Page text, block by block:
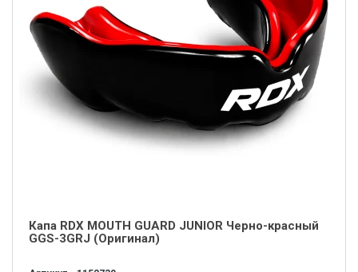
Капа RDX MOUTH GUARD JUNIOR Черно-красный
GGS-3GRJ (Оригинал)